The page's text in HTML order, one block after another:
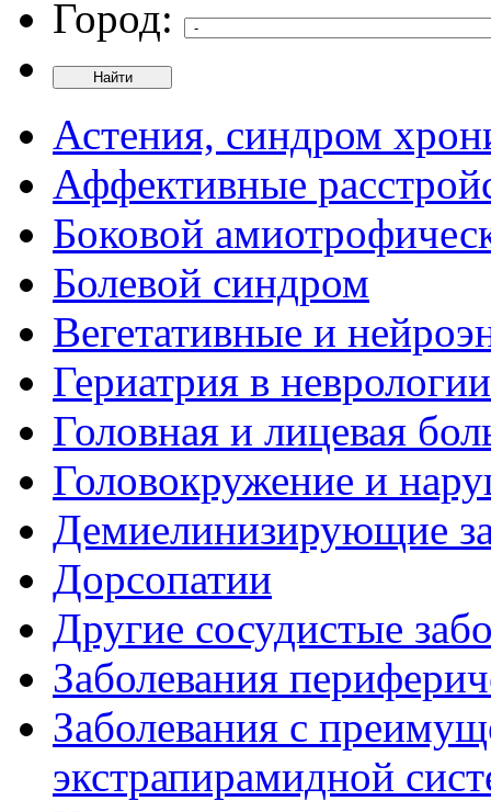
Город:
Найти
Астения, синдром
Аффективные
Боковой
Болевой синдром
Вегетативные и
Гериатрия в неврологии
Головная и лицевая
Головокружение и
Демиелинизирующие
Дорсопатии
Другие сосудистые
Заболевания
Заболевания с
экстрапирамидной